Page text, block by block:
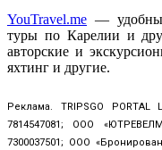
YouTravel.me —
туры по Карелии и
авторские и
яхтинг и другие.
Реклама. TRIPSGO
7814547081; ООО
7300037501; ООО